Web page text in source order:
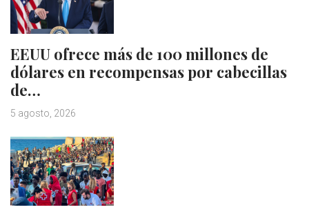
EEUU ofrece más de 100 millones de
dólares en recompensas por cabecillas
de…
5 agosto, 2026